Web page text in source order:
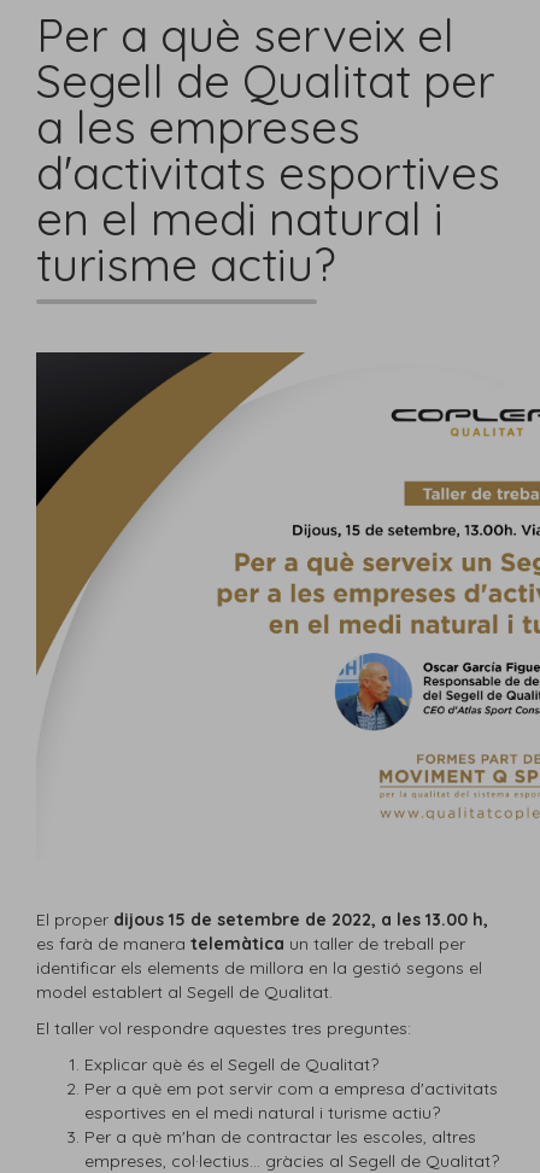
Per a què serveix el
Segell de Qualitat per
a les empreses
d'activitats esportives
en el medi natural i
turisme actiu?
El proper dijous 15 de setembre de 2022, a les 13.00 h,
es farà de manera telemàtica un taller de treball per
identificar els elements de millora en la gestió segons el
model establert al Segell de Qualitat.
El taller vol respondre aquestes tres preguntes:
Explicar què és el Segell de Qualitat?
Per a què em pot servir com a empresa d'activitats
esportives en el medi natural i turisme actiu?
Per a què m'han de contractar les escoles, altres
empreses, col·lectius... gràcies al Segell de Qualitat?